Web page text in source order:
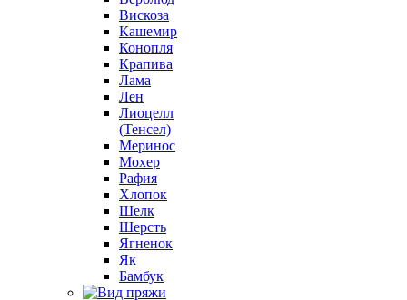
Вискоза
Кашемир
Конопля
Крапива
Лама
Лен
Лиоцелл
(Тенсел)
Меринос
Мохер
Рафия
Хлопок
Шелк
Шерсть
Ягненок
Як
Бамбук